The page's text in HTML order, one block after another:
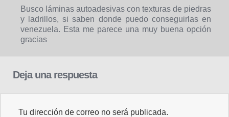
Busco láminas autoadesivas con texturas de piedras
y ladrillos, si saben donde puedo conseguirlas en
venezuela. Esta me parece una muy buena opción
gracias
Deja una respuesta
Tu dirección de correo no será publicada.